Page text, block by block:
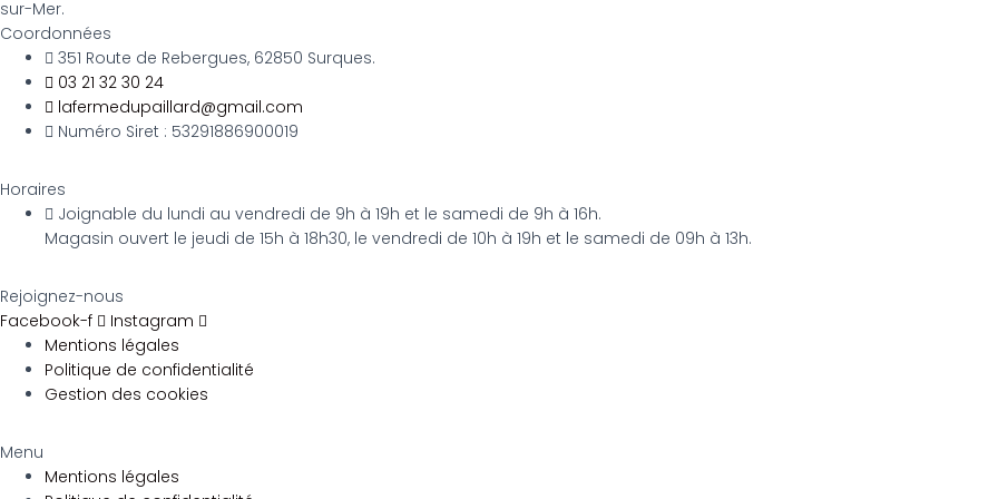
sur-Mer.
Coordonnées
351 Route de Rebergues, 62850 Surques.
03 21 32 30 24
lafermedupaillard@gmail.com
Numéro Siret : 53291886900019
Horaires
Joignable du lundi au vendredi de 9h à 19h et le samedi de 9h à 16h.
Magasin ouvert le jeudi de 15h à 18h30, le vendredi de 10h à 19h et le samedi de 09h à 13h.
Rejoignez-nous
Facebook-f
Instagram
Mentions légales
Politique de confidentialité
Gestion des cookies
Menu
Mentions légales